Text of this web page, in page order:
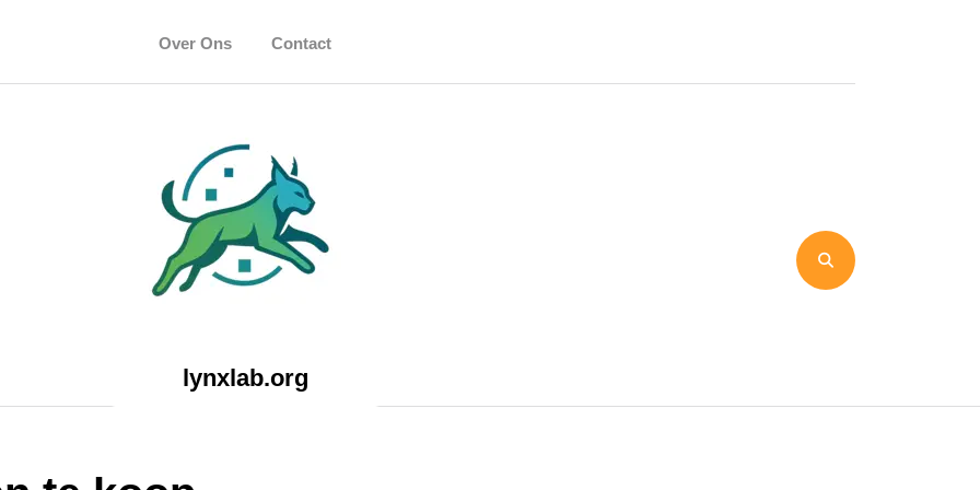
Over Ons Contact
lynxlab.org